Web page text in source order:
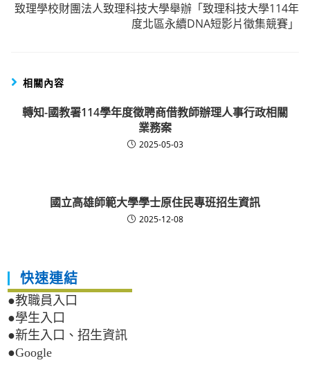
致理學校財團法人致理科技大學舉辦「致理科技大學114年
度北區永續DNA短影片徵集競賽」
相關內容
轉知-國教署114學年度徵聘商借教師辦理人事行政相關
業務案
2025-05-03
國立高雄師範大學學士原住民專班招生資訊
2025-12-08
快速連結
●教職員入口
●學生入口
●新生入口、招生資訊
●Google